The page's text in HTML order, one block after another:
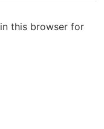
this browser for